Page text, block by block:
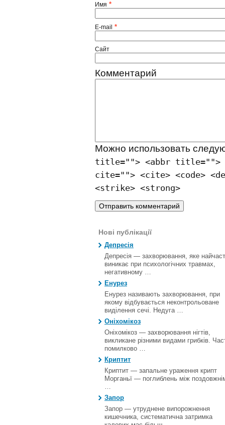
Имя *
E-mail *
Сайт
Комментарий
Можно использовать
title=""> <abbr title="">
cite=""> <cite> <code>
<strike> <strong>
Нові публікації
Депресія
Депресія — захворювання, яке
виникає при психологічних травмах,
негативному …
Енурез
Енурез називають захворювання, при
якому відбувається неконтрольоване
виділення сечі. Недуга …
Оніхомікоз
Оніхомікоз — захворювання нігтів,
викликане різними видами грибків.
помилково …
Криптит
Криптит — запальне ураження крипт
Морганьї — поглиблень між
…
Запор
Запор — утруднене випорожнення
кишечника, систематична затримка